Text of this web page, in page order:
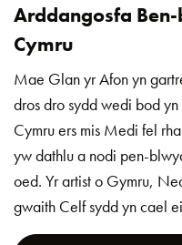
Arddangosfa
Cymru
Mae Glan yr Afon yn
dros dro sydd wedi bod
Cymru ers mis Medi fel
yw dathlu a nodi pen-
oed. Yr artist o Gymru,
gwaith Celf sydd yn cael